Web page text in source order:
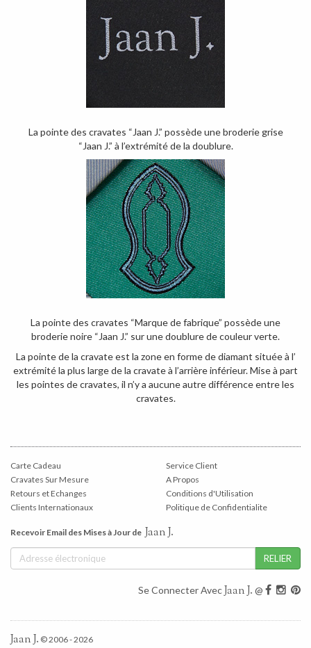
La pointe des cravates “Jaan J.” possède une broderie grise
“Jaan J.” à l’extrémité de la doublure.
La pointe des cravates “Marque de fabrique” possède une
broderie noire “Jaan J.” sur une doublure de couleur verte.
La pointe de la cravate est la zone en forme de diamant située à l’
extrémité la plus large de la cravate à l’arrière inférieur. Mise à part
les pointes de cravates, il n’y a aucune autre différence entre les
cravates.
Carte Cadeau
Cravates Sur Mesure
Retours et Echanges
Clients Internationaux
Service Client
A Propos
Conditions d'Utilisation
Politique de Confidentialite
Recevoir Email des Mises à Jour de Jaan J.
Se Connecter AvecJaan J. @
Jaan J. © 2006 - 2026